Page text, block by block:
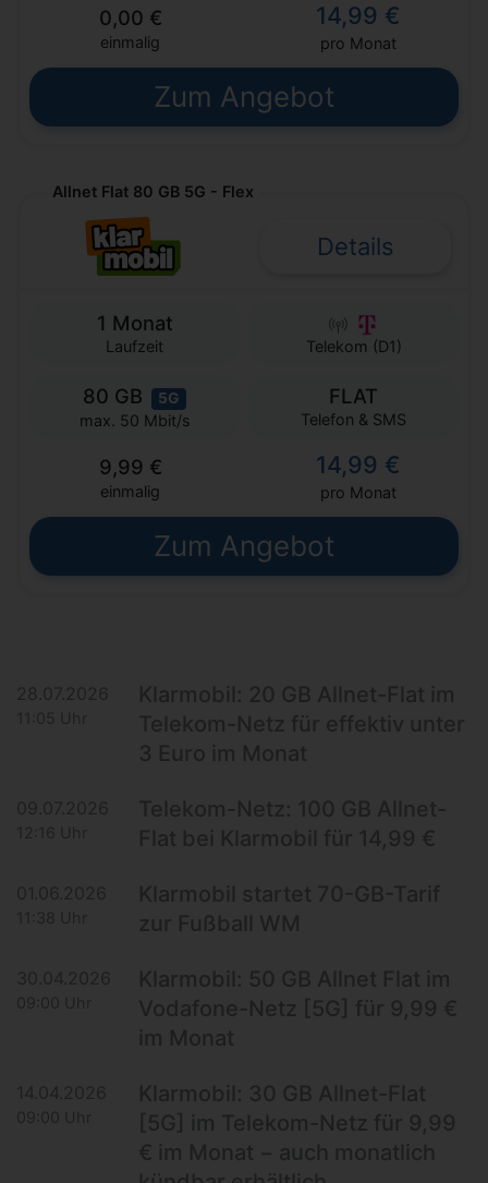
0,00 €
einmalig
14,99 €
pro Monat
Zum Angebot
Allnet Flat 80 GB 5G - Flex
Details
1 Monat
Laufzeit Telekom (D1)
80 GB 5G
max. 50 Mbit/s
FLAT
Telefon & SMS
9,99 €
einmalig
14,99 €
pro Monat
Zum Angebot